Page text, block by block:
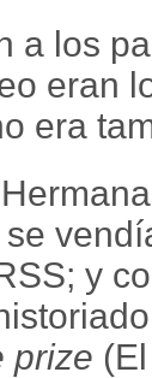
a los
eran
era
y
prize